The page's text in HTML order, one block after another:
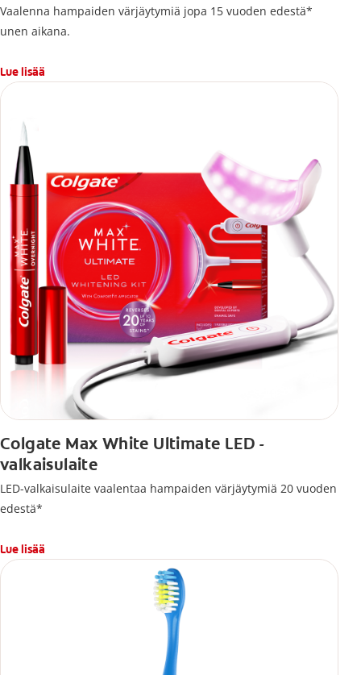
Vaalenna hampaiden värjäytymiä jopa 15 vuoden edestä*
unen aikana.
Lue lisää
Colgate Max White Ultimate LED -
valkaisulaite
LED-valkaisulaite vaalentaa hampaiden värjäytymiä 20 vuoden
edestä*
Lue lisää